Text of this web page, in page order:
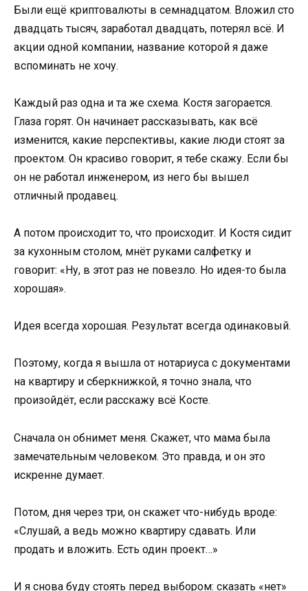
Были ещё криптовалюты в семнадцатом. Вложил сто
двадцать тысяч, заработал двадцать, потерял всё. И
акции одной компании, название которой я даже
вспоминать не хочу.
Каждый раз одна и та же схема. Костя загорается.
Глаза горят. Он начинает рассказывать, как всё
изменится, какие перспективы, какие люди стоят за
проектом. Он красиво говорит, я тебе скажу. Если бы
он не работал инженером, из него бы вышел
отличный продавец.
А потом происходит то, что происходит. И Костя сидит
за кухонным столом, мнёт руками салфетку и
говорит: «Ну, в этот раз не повезло. Но идея-то была
хорошая».
Идея всегда хорошая. Результат всегда одинаковый.
Поэтому, когда я вышла от нотариуса с документами
на квартиру и сберкнижкой, я точно знала, что
произойдёт, если расскажу всё Косте.
Сначала он обнимет меня. Скажет, что мама была
замечательным человеком. Это правда, и он это
искренне думает.
Потом, дня через три, он скажет что-нибудь вроде:
«Слушай, а ведь можно квартиру сдавать. Или
продать и вложить. Есть один проект…»
И я снова буду стоять перед выбором: сказать «нет»